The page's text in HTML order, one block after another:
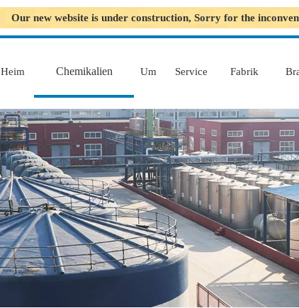
Our new website is under construction, Sorry for the
Heim Chemikalien Um Service Fabrik